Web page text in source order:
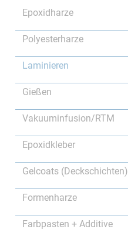
Epoxidharze
Polyesterharze
Laminieren
Gießen
Vakuuminfusion/RTM
Epoxidkleber
Gelcoats (Deckschichten)
Formenharze
Farbpasten + Additive